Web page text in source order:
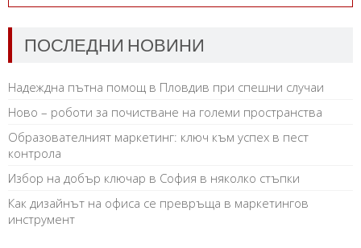
ПОСЛЕДНИ НОВИНИ
Надеждна пътна помощ в Пловдив при спешни случаи
Ново – роботи за почистване на големи пространства
Образователният маркетинг: ключ към успех в пест
контрола
Избор на добър ключар в София в няколко стъпки
Как дизайнът на офиса се превръща в маркетингов
инструмент